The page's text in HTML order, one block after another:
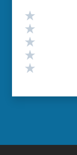
Valutazione